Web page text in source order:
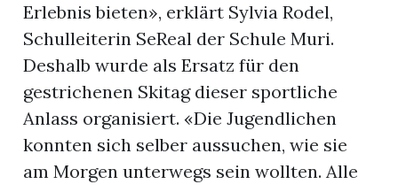
Erlebnis bieten», erklärt Sylvia Rodel,
Schulleiterin SeReal der Schule Muri.
Deshalb wurde als Ersatz für den
gestrichenen Skitag dieser sportliche
Anlass organisiert. «Die Jugendlichen
konnten sich selber aussuchen, wie sie
am Morgen unterwegs sein wollten. Alle